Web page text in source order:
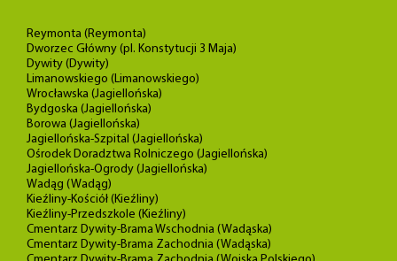
Reymonta (Reymonta)
Dworzec Główny (pl. Konstytucji 3 Maja)
Dywity (Dywity)
Limanowskiego (Limanowskiego)
Wrocławska (Jagiellońska)
Bydgoska (Jagiellońska)
Borowa (Jagiellońska)
Jagiellońska-Szpital (Jagiellońska)
Ośrodek Doradztwa Rolniczego (Jagiellońska)
Jagiellońska-Ogrody (Jagiellońska)
Wadąg (Wadąg)
Kieźliny-Kościół (Kieźliny)
Kieźliny-Przedszkole (Kieźliny)
Cmentarz Dywity-Brama Wschodnia (Wadąska)
Cmentarz Dywity-Brama Zachodnia (Wadąska)